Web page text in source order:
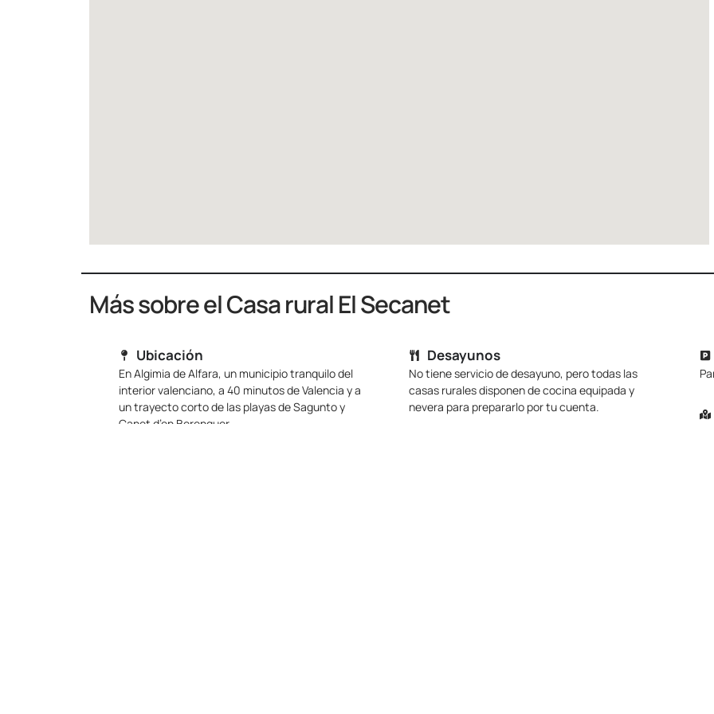
Más sobre el Casa rural El Secanet
Ubicación
En Algimia de Alfara, un municipio tranquilo del
interior valenciano, a 40 minutos de Valencia y a
un trayecto corto de las playas de Sagunto y
Canet d’en Berenguer.
Desayunos
No tiene servicio de desayuno, pero todas las
casas rurales disponen de cocina equipada y
nevera para prepararlo por tu cuenta.